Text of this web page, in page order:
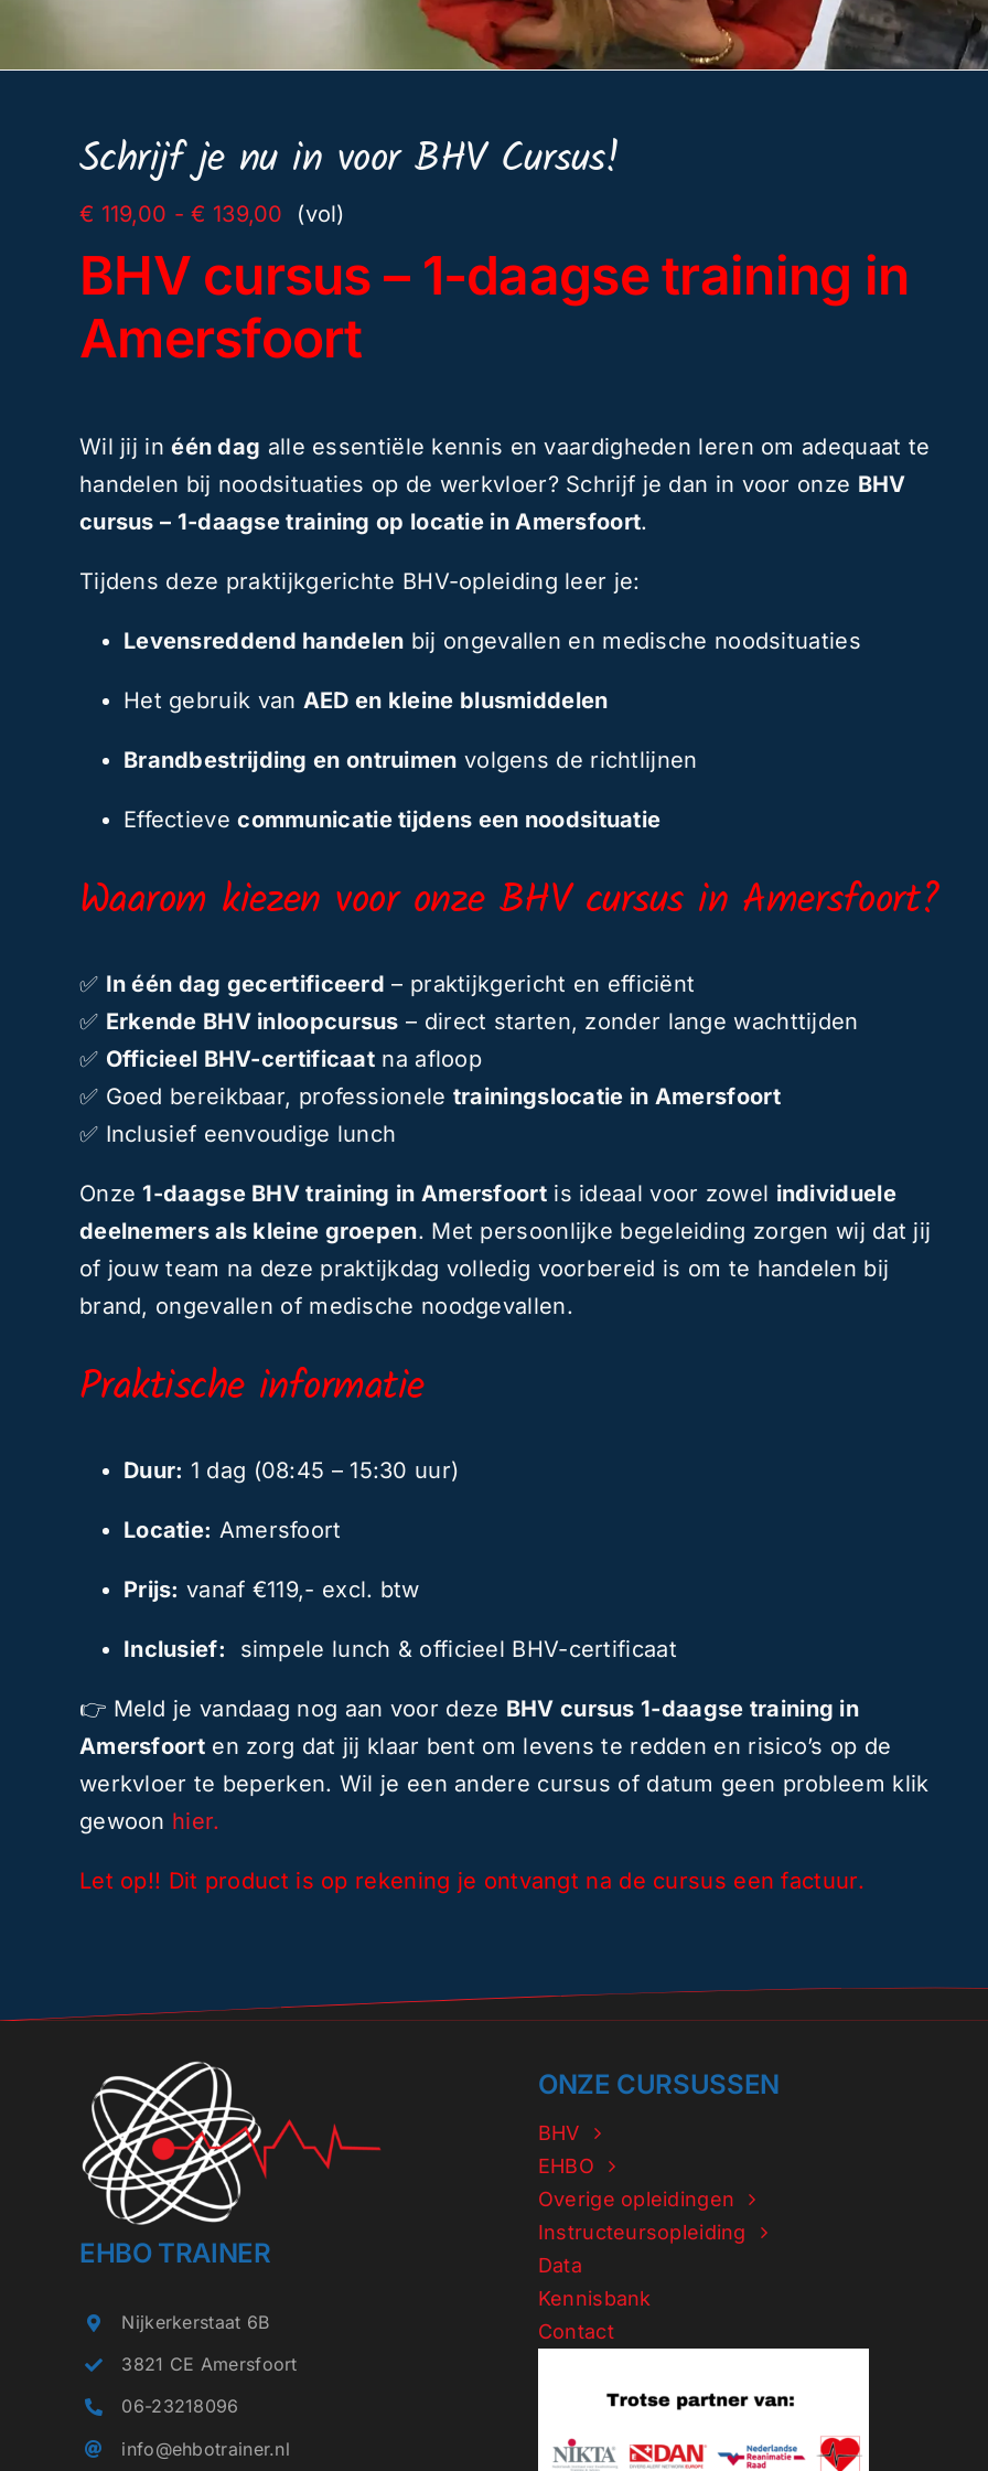
Schrijf je nu in voor BHV Cursus!
€ 119,00 - € 139,00 Prijsklasse:
tot
€ 139,00
(vol)
BHV cursus – 1-daagse training in
Amersfoort
Wil jij inéén dag alle essentiële kennis en vaardigheden leren om adequaat te
handelen bij noodsituaties op de werkvloer? Schrijf je dan in voor onze BHV
cursus – 1-daagse training op locatie in Amersfoort.
Tijdens deze praktijkgerichte BHV-opleiding leer je:
Levensreddend handelen bij ongevallen en medische noodsituaties
Het gebruik van AED en kleine blusmiddelen
Brandbestrijding en ontruimen volgens de richtlijnen
Effectievecommunicatie tijdens een noodsituatie
Waarom kiezen voor onze BHV cursus in Amersfoort?
✅ In één dag gecertificeerd – praktijkgericht en efficiënt
✅ Erkende BHV inloopcursus – direct starten, zonder lange wachttijden
✅ Officieel BHV-certificaat na afloop
✅ Goed bereikbaar, professionele trainingslocatie in Amersfoort
✅ Inclusief eenvoudige lunch
Onze 1-daagse BHV training in Amersfoortis ideaal voor zowel individuele
deelnemers als kleine groepen. Met persoonlijke begeleiding zorgen wij dat jij
of jouw team na deze praktijkdag volledig voorbereid is om te handelen bij
brand, ongevallen of medische noodgevallen.
Praktische informatie
Duur: 1 dag (08:45 – 15:30 uur)
Locatie: Amersfoort
Prijs: vanaf €119,- excl. btw
Inclusief: simpele lunch & officieel BHV-certificaat
👉 Meld je vandaag nog aan voor deze BHV cursus 1-daagse training in
Amersfoorten zorg dat jij klaar bent om levens te redden en risico’s op de
werkvloer te beperken. Wil je een andere cursus of datum geen probleem klik
gewoon hier.
Let op!! Dit product is op rekening je ontvangt na de cursus een factuur.
EHBO TRAINER
Nijkerkerstaat 6B
3821 CE Amersfoort
06-23218096
info@ehbotrainer.nl
ONZE CURSUSSEN
BHV
EHBO
Overige opleidingen
Instructeursopleiding
Data
Kennisbank
Contact